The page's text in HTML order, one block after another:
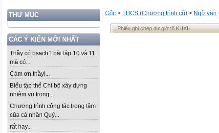
THƯ MỤC
CÁC Ý KIẾN MỚI NHẤT
Thầy có bsach1 bài tập 10 và 11
mà có...
Cảm ơn thầy!...
Biểu tập thể Chi bộ xây dựng
nhiệm vụ trọng...
Chương trình công tác trọng tâm
của cá nhân Quý...
rất hay...
Gốc > THCS (Chương trình cũ) > Ngữ văn
Phiếu ghi chép dự giờ tổ KHXH